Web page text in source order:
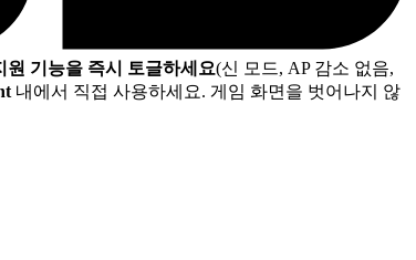
원 기능을 즉시 토글하세요(신 모드, AP 감소 없음,
내에서 직접 사용하세요. 게임 화면을 벗어나지 않